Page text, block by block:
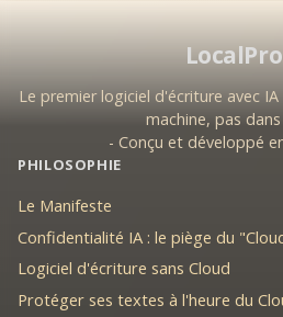
Le premier logiciel d'écriture avec
machine, pas
- Conçu et développé
PHILOSOPHIE
Le Manifeste
Confidentialité IA : le piège du
Logiciel d'écriture sans Cloud
Protéger ses textes à l'heure du